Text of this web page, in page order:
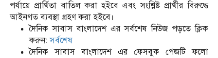
পর্যায়ে প্রার্থিতা বাতিল করা হইবে এবং সংশ্লিষ্ট প্রার্থীর বিরুদ্ধে
আইনগত ব্যবস্থা গ্রহণ করা হইবে।
দৈনিক সাবাস বাংলাদেশ এর সর্বশেষ নিউজ পড়তে ক্লিক
করুন:সর্বশেষ
দৈনিক সাবাস বাংলাদেশ এর ফেসবুক পেজটি ফলো